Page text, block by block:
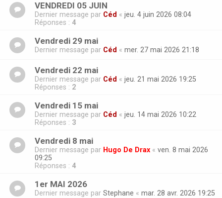
VENDREDI 05 JUIN
Dernier message par Céd « jeu. 4 juin 2026 08:04
Réponses : 4
Vendredi 29 mai
Dernier message par Céd « mer. 27 mai 2026 21:18
Vendredi 22 mai
Dernier message par Céd « jeu. 21 mai 2026 19:25
Réponses : 2
Vendredi 15 mai
Dernier message par Céd « jeu. 14 mai 2026 10:22
Réponses : 3
Vendredi 8 mai
Dernier message par Hugo De Drax « ven. 8 mai 2026
09:25
Réponses : 4
1er MAI 2026
Dernier message par Stephane « mar. 28 avr. 2026 19:25